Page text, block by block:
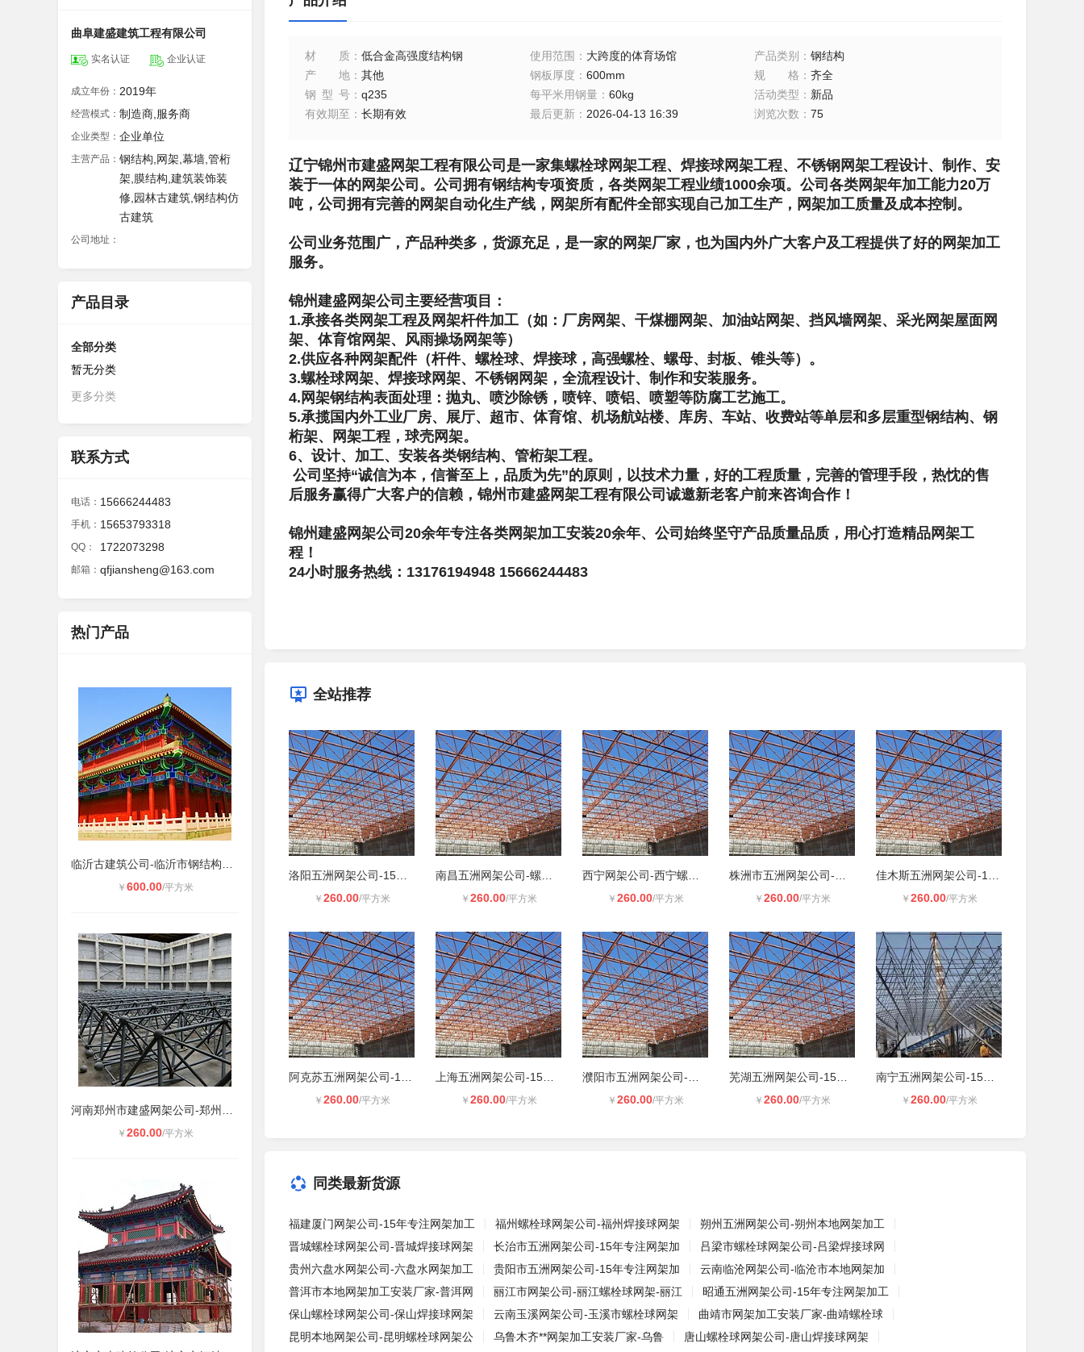
曲阜建盛建筑工程有限公司
实名认证 企业认证
成立年份： 2019年
经营模式： 制造商,服务商
企业类型： 企业单位
主营产品： 钢结构,网架,幕墙,管桁
架,膜结构,建筑装饰装
修,园林古建筑,钢结构仿
古建筑
公司地址：
产品目录
全部分类
暂无分类
更多分类
联系方式
电话： 15666244483
手机： 15653793318
QQ： 1722073298
邮箱： qfjiansheng@163.com
热门产品
￥ 600.00/平方米
￥ 260.00/平方米
材质 ： 低合金高强度结构钢 使用范围 ： 大跨度的体育场馆 产品类别 ：钢结构
产地 ： 其他 钢板厚度 ： 600mm 规格 ：齐全
钢型号 ： q235 每平米用钢量： 60kg 活动类型 ： 新品
有效期至 ： 长期有效 最后更新： 2026-04-13 16:39 浏览次数 ：75
辽宁锦州市建盛网架工程有限公司是一家集螺栓球网架工程、焊接球网架工程、不锈钢网架工程设计、制作、安
装于一体的网架公司。公司拥有钢结构专项资质，各类网架工程业绩1000余项。公司各类网架年加工能力20万
吨，公司拥有完善的网架自动化生产线，网架所有配件全部实现自己加工生产，网架加工质量及成本控制。
公司业务范围广，产品种类多，货源充足，是一家的网架厂家，也为国内外广大客户及工程提供了好的网架加工
服务。
锦州建盛网架公司主要经营项目：
1.承接各类网架工程及网架杆件加工（如：厂房网架、干煤棚网架、加油站网架、挡风墙网架、采光网架屋面网
架、体育馆网架、风雨操场网架等）
2.供应各种网架配件（杆件、螺栓球、焊接球，高强螺栓、螺母、封板、锥头等）。
3.螺栓球网架、焊接球网架、不锈钢网架，全流程设计、制作和安装服务。
4.网架钢结构表面处理：抛丸、喷沙除锈，喷锌、喷铝、喷塑等防腐工艺施工。
5.承揽国内外工业厂房、展厅、超市、体育馆、机场航站楼、库房、车站、收费站等单层和多层重型钢结构、钢
桁架、网架工程，球壳网架。
6、设计、加工、安装各类钢结构、管桁架工程。
公司坚持“诚信为本，信誉至上，品质为先”的原则，以技术力量，好的工程质量，完善的管理手段，热忱的售
后服务赢得广大客户的信赖，锦州市建盛网架工程有限公司诚邀新老客户前来咨询合作！
锦州建盛网架公司20余年专注各类网架加工安装20余年、公司始终坚守产品质量品质，用心打造精品网架工
程！
24小时服务热线：13176194948 15666244483
全站推荐
￥ 260.00/平方米 ￥ 260.00/平方米 ￥ 260.00/平方米 ￥ 260.00/平方米 ￥ 260.00/平方米
￥ 260.00/平方米 ￥ 260.00/平方米 ￥ 260.00/平方米 ￥ 260.00/平方米 ￥ 260.00/平方米
同类最新货源
福建厦门网架公司-15年专注网架加工 福州螺栓球网架公司-福州焊接球网架
朔州五洲网架公司-朔州本地网架加工
晋城螺栓球网架公司-晋城焊接球网架
长治市五洲网架公司-15年专注网架加
吕梁市螺栓球网架公司-吕梁焊接球网
贵州六盘水网架公司-六盘水网架加工
贵阳市五洲网架公司-15年专注网架加
云南临沧网架公司-临沧市本地网架加
普洱市本地网架加工安装厂家-普洱网
丽江市网架公司-丽江螺栓球网架-丽江
昭通五洲网架公司-15年专注网架加工
保山螺栓球网架公司-保山焊接球网架
云南玉溪网架公司-玉溪市螺栓球网架
曲靖市网架加工安装厂家-曲靖螺栓球
昆明本地网架公司-昆明螺栓球网架公
乌鲁木齐**网架加工安装厂家-乌鲁
唐山螺栓球网架公司-唐山焊接球网架